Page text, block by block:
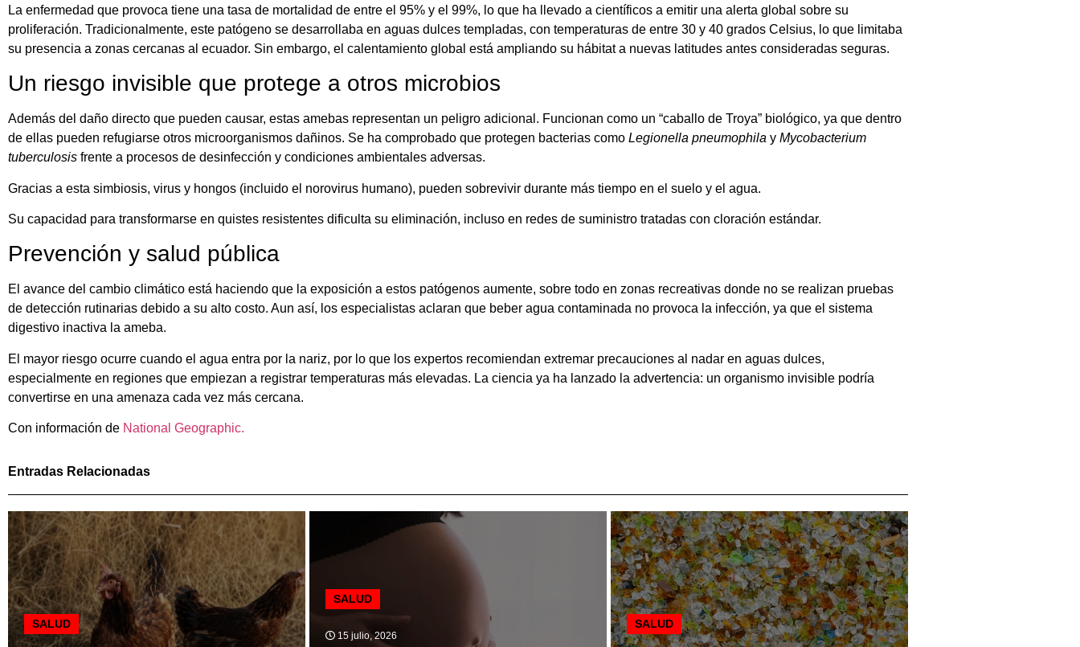
La enfermedad que provoca tiene una tasa de mortalidad de entre el 95% y el 99%, lo que ha llevado a científicos a emitir una alerta global sobre su
proliferación. Tradicionalmente, este patógeno se desarrollaba en aguas dulces templadas, con temperaturas de entre 30 y 40 grados Celsius, lo que limitaba
su presencia a zonas cercanas al ecuador. Sin embargo, el calentamiento global está ampliando su hábitat a nuevas latitudes antes consideradas seguras.
Un riesgo invisible que protege a otros microbios
Además del daño directo que pueden causar, estas amebas representan un peligro adicional. Funcionan como un “caballo de Troya” biológico, ya que dentro
de ellas pueden refugiarse otros microorganismos dañinos. Se ha comprobado que protegen bacterias como Legionella pneumophila y Mycobacterium
tuberculosis frente a procesos de desinfección y condiciones ambientales adversas.
Gracias a esta simbiosis, virus y hongos (incluido el norovirus humano), pueden sobrevivir durante más tiempo en el suelo y el agua.
Su capacidad para transformarse en quistes resistentes dificulta su eliminación, incluso en redes de suministro tratadas con cloración estándar.
Prevención y salud pública
El avance del cambio climático está haciendo que la exposición a estos patógenos aumente, sobre todo en zonas recreativas donde no se realizan pruebas
de detección rutinarias debido a su alto costo. Aun así, los especialistas aclaran que beber agua contaminada no provoca la infección, ya que el sistema
digestivo inactiva la ameba.
El mayor riesgo ocurre cuando el agua entra por la nariz, por lo que los expertos recomiendan extremar precauciones al nadar en aguas dulces,
especialmente en regiones que empiezan a registrar temperaturas más elevadas. La ciencia ya ha lanzado la advertencia: un organismo invisible podría
convertirse en una amenaza cada vez más cercana.
Con información de National Geographic.
Entradas Relacionadas
SALUD
SALUD
15 julio, 2026
SALUD